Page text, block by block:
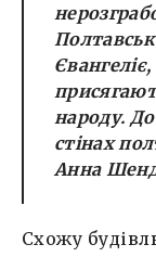
народу. До
стінах
Анна
Схожу